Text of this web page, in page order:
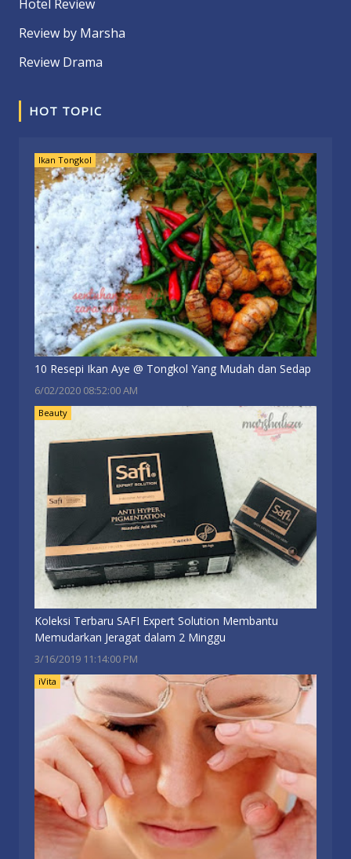
Hotel Review
Review by Marsha
Review Drama
HOT TOPIC
Ikan Tongkol
10 Resepi Ikan Aye @ Tongkol Yang Mudah dan Sedap
6/02/2020 08:52:00 AM
Beauty
Koleksi Terbaru SAFI Expert Solution Membantu
Memudarkan Jeragat dalam 2 Minggu
3/16/2019 11:14:00 PM
iVita